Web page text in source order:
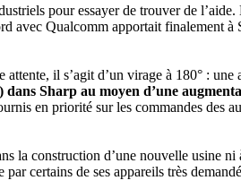
pour essayer de trouver de
avec Qualcomm apportait finalement
attente, il s’agit d’un virage à 180° :
Sharp au moyen d’une
en priorité sur les commandes des
la construction d’une nouvelle usine
certains de ses appareils très